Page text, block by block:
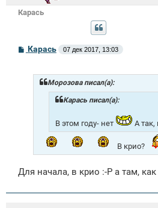
Карась
СКарась 07 дек 2017, 13:03
Морозова писал(а):
Карась писал(а):
В этом году- нет А так,
В крио?
Для начала, в крио :-P а там,